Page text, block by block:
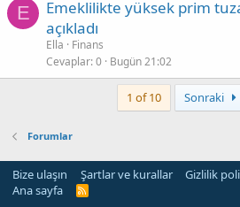
E
Emeklilikte yüksek prim
açıkladı
Ella
Finans
Cevaplar 0 Bugün 21:02
1 of 10 Sonraki
Forumlar
Bize ulaşın Şartlar ve kurallar Gizlilik
Ana sayfa
R